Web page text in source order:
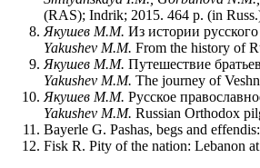
(RAS); Indrik; 2015. 464 p. (in
Якушев М.М. Из истории
Yakushev М.М. From the history of
Якушев М.М. Путешествие
Yakushev М.М. The journey of
Якушев М.М. Русское
Yakushev М.М. Russian Orthodox
Bayerle G. Pashas, begs and
Fisk R. Pity of the nation: Lebanon